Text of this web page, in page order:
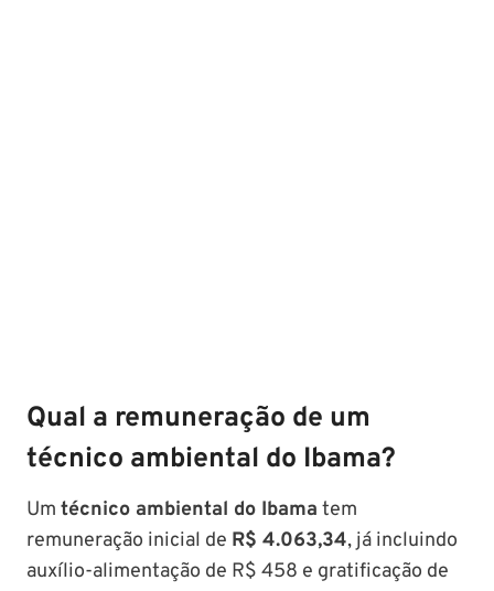
Qual a remuneração de um
técnico ambiental do Ibama?
Um técnico ambiental do Ibama tem
remuneração inicial de R$ 4.063,34, já incluindo
auxílio-alimentação de R$ 458 e gratificação de